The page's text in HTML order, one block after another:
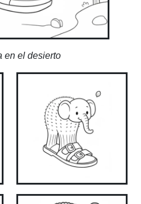
en el desierto